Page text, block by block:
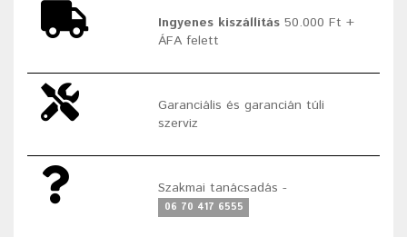
Ingyenes kiszállítás 50.000 Ft +
ÁFA felett
Garanciális és garancián túli
szerviz
Szakmai tanácsadás -
06 70 417 6555